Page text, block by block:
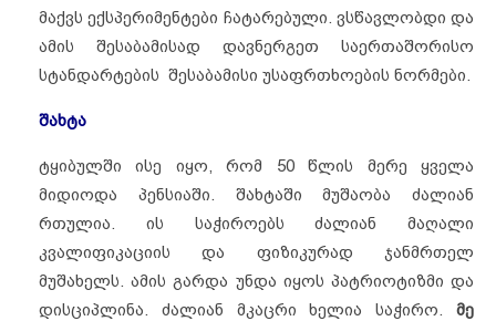
მაქვს ექსპერიმენტები ჩატარებული. ვსწავლობდი და
ამის შესაბამისად დავნერგეთ საერთაშორისო
სტანდარტების შესაბამისი უსაფრთხოების ნორმები.
შახტა
ტყიბულში ისე იყო, რომ 50 წლის მერე ყველა
მიდიოდა პენსიაში. შახტაში მუშაობა ძალიან
რთულია. ის საჭიროებს ძალიან მაღალი
კვალიფიკაციის და ფიზიკურად ჯანმრთელ
მუშახელს. ამის გარდა უნდა იყოს პატრიოტიზმი და
დისციპლინა. ძალიან მკაცრი ხელია საჭირო. მე